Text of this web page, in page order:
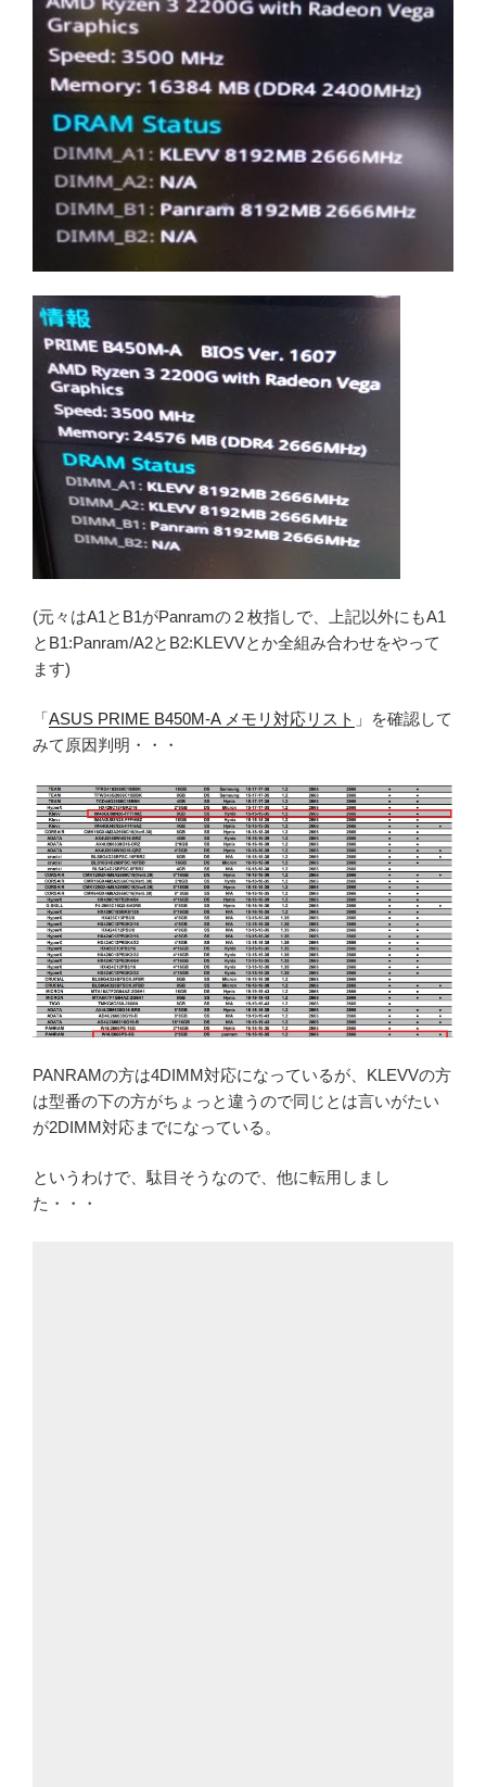
(元々はA1とB1がPanramの２枚指しで、上記以外にもA1
とB1:Panram/A2とB2:KLEVVとか全組み合わせをやって
ます)
「ASUS PRIME B450M-A メモリ対応リスト 」を確認して
みて原因判明・・・
PANRAMの方は4DIMM対応になっているが、KLEVVの方
は型番の下の方がちょっと違うので同じとは言いがたい
が2DIMM対応までになっている。
というわけで、駄目そうなので、他に転用しまし
た・・・